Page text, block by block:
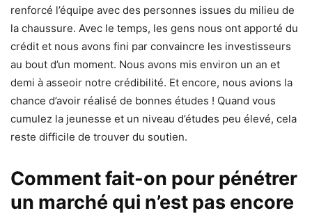
renforcé l’équipe avec des personnes issues du milieu de
la chaussure. Avec le temps, les gens nous ont apporté du
crédit et nous avons fini par convaincre les investisseurs
au bout d’un moment. Nous avons mis environ un an et
demi à asseoir notre crédibilité. Et encore, nous avions la
chance d’avoir réalisé de bonnes études ! Quand vous
cumulez la jeunesse et un niveau d’études peu élevé, cela
reste difficile de trouver du soutien.
Comment fait-on pour pénétrer
un marché qui n’est pas encore